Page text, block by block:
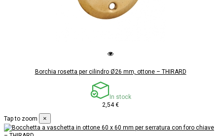
Borchia rosetta per cilindro Ø26 mm, ottone – THIRARD
In stock
2,54 €
Tap to zoom
×